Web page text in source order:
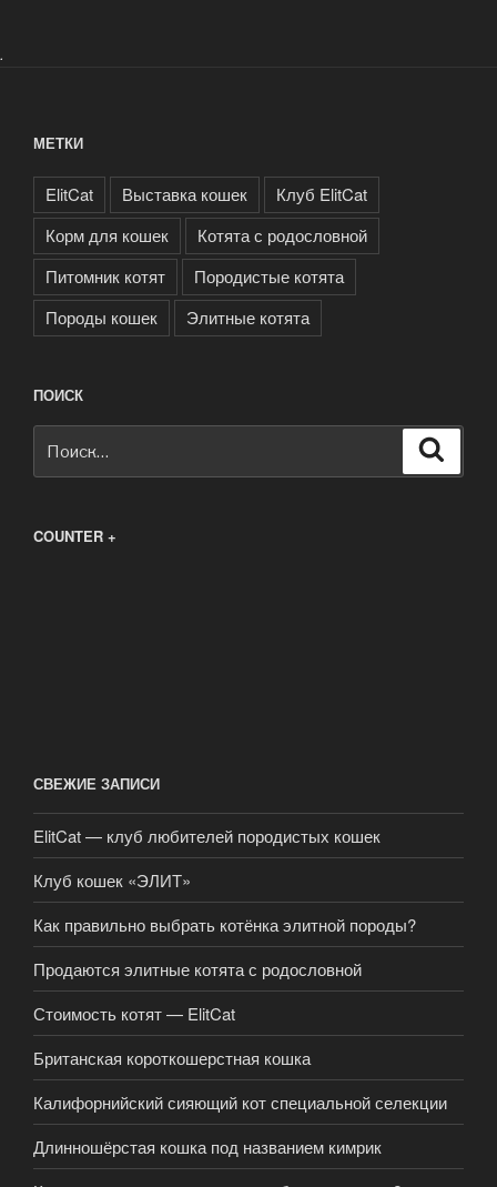
.
МЕТКИ
ElitCat Выставка кошек
Клуб ElitCat
Корм для кошек
Котята с родословной
Питомник котят
Породистые котята
Породы кошек
Элитные котята
ПОИСК
COUNTER +
СВЕЖИЕ ЗАПИСИ
ElitCat — клуб любителей породистых кошек
Клуб кошек «ЭЛИТ»
Как правильно выбрать котёнка элитной породы?
Продаются элитные котята с родословной
Стоимость котят — ElitCat
Британская короткошерстная кошка
Калифорнийский сияющий кот специальной селекции
Длинношёрстая кошка под названием кимрик